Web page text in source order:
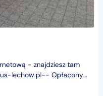
- znajdziesz tam
lechow.pl-- Opłacony